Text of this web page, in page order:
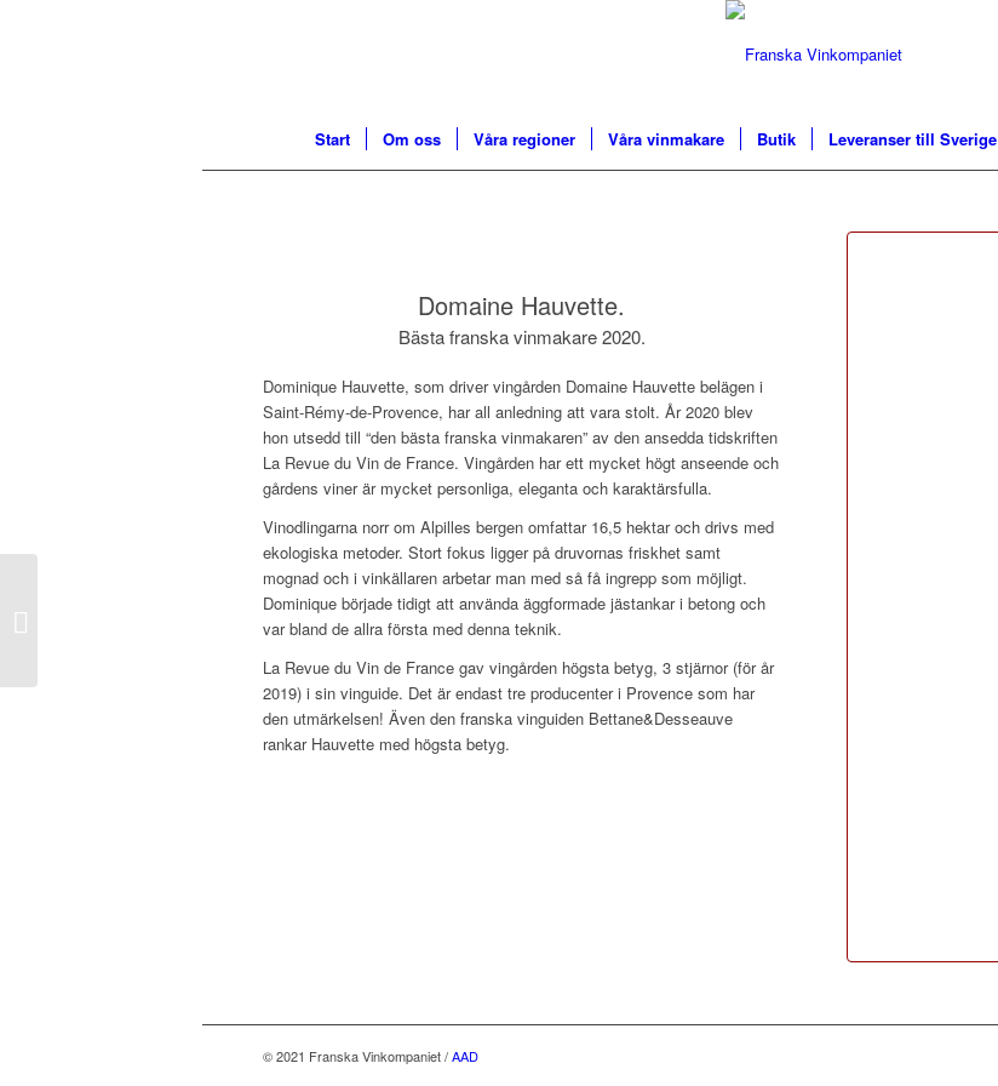
Start Om oss Våra regioner Våra vinmakare Butik Leveranser till Sverige
Domaine Hauvette.
Bästa franska vinmakare 2020.
Dominique Hauvette, som driver vingården Domaine Hauvette belägen i
Saint-Rémy-de-Provence, har all anledning att vara stolt. År 2020 blev
hon utsedd till “den bästa franska vinmakaren” av den ansedda tidskriften
La Revue du Vin de France. Vingården har ett mycket högt anseende och
gårdens viner är mycket personliga, eleganta och karaktärsfulla.
Vinodlingarna norr om Alpilles bergen omfattar 16,5 hektar och drivs med
ekologiska metoder. Stort fokus ligger på druvornas friskhet samt
mognad och i vinkällaren arbetar man med så få ingrepp som möjligt.
Dominique började tidigt att använda äggformade jästankar i betong och
var bland de allra första med denna teknik.
La Revue du Vin de France gav vingården högsta betyg, 3 stjärnor (för år
2019) i sin vinguide. Det är endast tre producenter i Provence som har
den utmärkelsen! Även den franska vinguiden Bettane&Desseauve
rankar Hauvette med högsta betyg.
© 2021 Franska Vinkompaniet /AAD